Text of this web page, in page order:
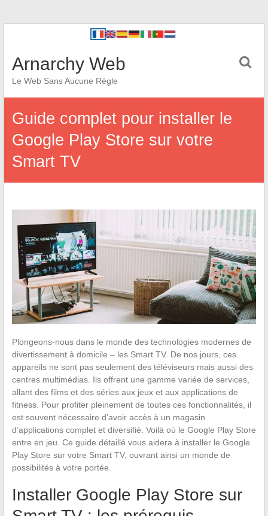
Arnarchy Web
Le Web Sans Aucune Règle
Guide complet pour installer le
Google Play Store sur votre
Smart TV
Plongeons-nous dans le monde des technologies modernes de
divertissement à domicile – les Smart TV. De nos jours, ces
appareils ne sont pas seulement des téléviseurs mais aussi des
centres multimédias. Ils offrent une gamme variée de services,
allant des films et des séries aux jeux et aux applications de
fitness. Pour profiter pleinement de toutes ces fonctionnalités, il
est souvent nécessaire d’avoir accès à un magasin
d’applications complet et diversifié. Voilà où le Google Play Store
entre en jeu. Ce guide détaillé vous aidera à installer le Google
Play Store sur votre Smart TV, ouvrant ainsi un monde de
possibilités à votre portée.
Installer Google Play Store sur